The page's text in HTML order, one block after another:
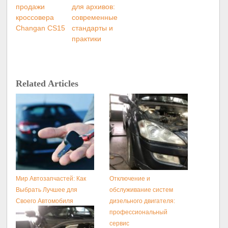
продажи
кроссовера
Changan CS15
для архивов:
современные
стандарты и
практики
Related Articles
Мир Автозапчастей: Как
Выбрать Лучшее для
Своего Автомобиля
Отключение и
обслуживание систем
дизельного двигателя:
профессиональный
сервис